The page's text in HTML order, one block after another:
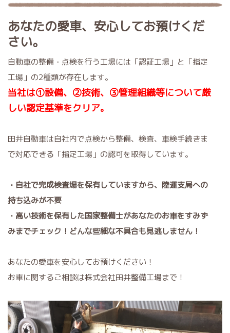
あなたの愛車、 安心してお預けくだ
さい。
自動車の整備・点検を行う工場には「認証工場」と「指定
工場」の2種類が存在します。
当社は①設備、②技術、③管理組織等について厳
しい認定基準をクリア。
田井自動車は自社内で点検から整備、検査、車検手続きま
で対応できる「指定工場」の認可を取得しています。
・自社で完成検査場を保有していますから、陸運支局への
持ち込みが不要
・高い技術を保有した国家整備士があなたのお車をすみず
みまでチェック！どんな些細な不具合も見逃しません！
あなたの愛車を安心してお預けください！
お車に関するご相談は株式会社田井整備工場まで！